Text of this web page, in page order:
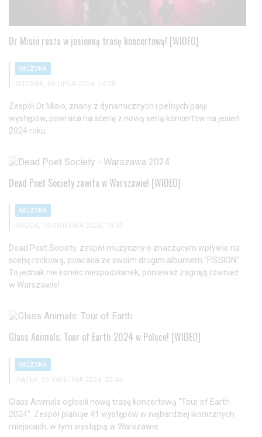
Dr Misio rusza w jesienną trasę koncertową! [WIDEO]
MUZYKA
WTOREK, 09 LIPCA 2024, 14:28
Zespół Dr Misio, znany z dynamicznych i pełnych pasji
występów, powraca na scenę z nową serią koncertów na jesień
2024 roku.
Dead Poet Society zawita w Warszawie! [WIDEO]
MUZYKA
ŚRODA, 10 KWIETNIA 2024, 10:31
Dead Poet Society, zespół muzyczny o znaczącym wpływie na
scenę rockową, powraca ze swoim drugim albumem "FISSION".
To jednak nie koniec niespodzianek, ponieważ zagrają również
w Warszawie!
Glass Animals: Tour of Earth 2024 w Polsce! [WIDEO]
MUZYKA
PIĄTEK, 05 KWIETNIA 2024, 20:44
Glass Animals ogłosili nową trasę koncertową "Tour of Earth
2024". Zespół planuje 41 występów w najbardziej ikonicznych
miejscach, w tym wystąpią w Warszawie.